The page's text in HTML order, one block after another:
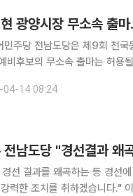
광양시장 무소속 출
민주당 전남도당은 제9회 전
후보의 무소속 출마는 허용될 수 없다는
전남도당은 긴급 입장문을 통해
04-14 08:24
전남도당 "경선결과 왜
선 결과를 왜곡하는 등 경선
를 취하겠습니다." 이는 더불어민주당 전남도당 선거관리위원회가 선거부정 신고